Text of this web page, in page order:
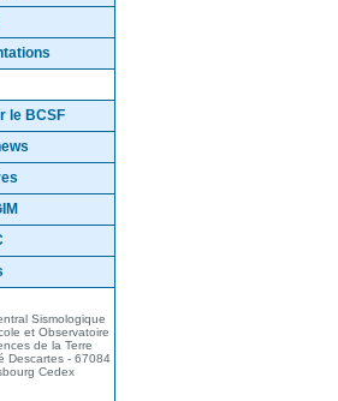
le BCSF
...
Sismologique
et Observatoire
de la Terre
Descartes - 67084
Cedex